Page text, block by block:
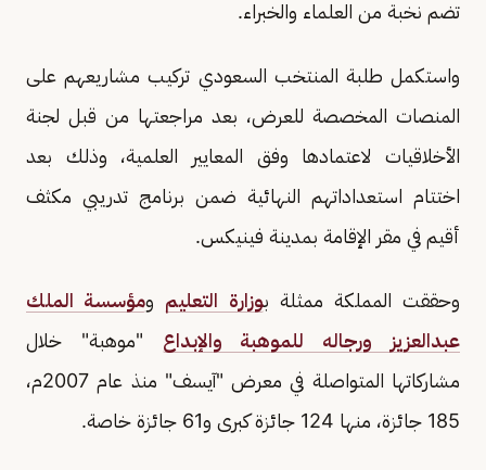
تضم نخبة من العلماء والخبراء.
واستكمل طلبة المنتخب السعودي تركيب مشاريعهم على
المنصات المخصصة للعرض، بعد مراجعتها من قبل لجنة
الأخلاقيات لاعتمادها وفق المعايير العلمية، وذلك بعد
اختتام استعداداتهم النهائية ضمن برنامج تدريبي مكثف
أقيم في مقر الإقامة بمدينة فينيكس.
وحققت المملكة ممثلة بوزارة التعليم ومؤسسة الملك
عبدالعزيز ورجاله للموهبة والإبداع "موهبة" خلال
مشاركاتها المتواصلة في معرض "آيسف" منذ عام 2007م،
185 جائزة، منها 124 جائزة كبرى و61 جائزة خاصة.